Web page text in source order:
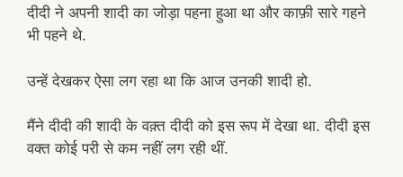
दीदी ने अपनी शादी का जोड़ा पहना हुआ था और काफ़ी सारे गहने
भी पहने थे.
उन्हें देखकर ऐसा लग रहा था कि आज उनकी शादी हो.
मैंने दीदी की शादी के वक़्त दीदी को इस रूप में देखा था. दीदी इस
वक्त कोई परी से कम नहीं लग रही थीं.